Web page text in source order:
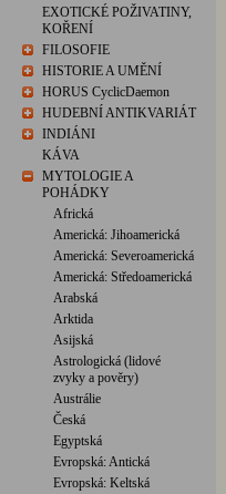
EXOTICKÉ POŽIVATINY,
KOŘENÍ
FILOSOFIE
HISTORIE A UMĚNÍ
HORUS CyclicDaemon
HUDEBNÍ ANTIKVARIÁT
INDIÁNI
KÁVA
MYTOLOGIE A
POHÁDKY
Africká
Americká: Jihoamerická
Americká: Severoamerická
Americká: Středoamerická
Arabská
Arktida
Asijská
Astrologická (lidové
zvyky a pověry)
Austrálie
Česká
Egyptská
Evropská: Antická
Evropská: Keltská